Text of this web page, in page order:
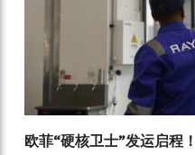
欧菲“硬核卫士”发运启程